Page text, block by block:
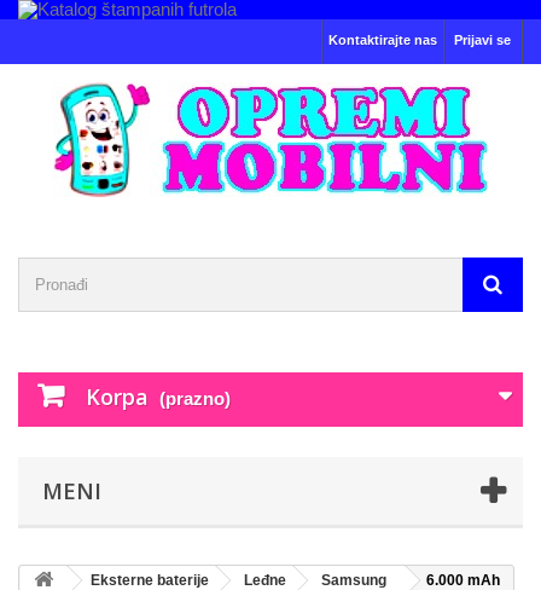
Prijavi se
Kontaktirajte nas
Korpa (prazno)
MENI
Eksterne baterije Leđne Samsung 6.000 mAh